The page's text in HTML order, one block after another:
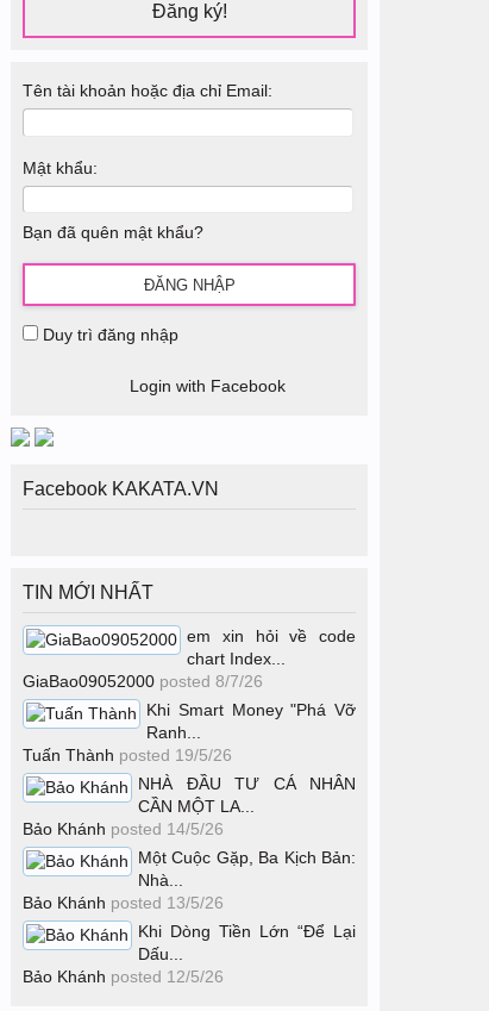
Đăng ký!
Tên tài khoản hoặc địa chỉ Email:
Mật khẩu:
Bạn đã quên mật khẩu?
Duy trì đăng nhập
Login with Facebook
Facebook KAKATA.VN
TIN MỚI NHẤT
em xin hỏi về code
chart Index...
GiaBao09052000 posted 8/7/26
Khi Smart Money "Phá Vỡ
Ranh...
Tuấn Thành posted 19/5/26
NHÀ ĐẦU TƯ CÁ NHÂN
CẦN MỘT LA...
Bảo Khánh posted 14/5/26
Một Cuộc Gặp, Ba Kịch Bản:
Nhà...
Bảo Khánh posted 13/5/26
Khi Dòng Tiền Lớn “Để Lại
Dấu...
Bảo Khánh posted 12/5/26